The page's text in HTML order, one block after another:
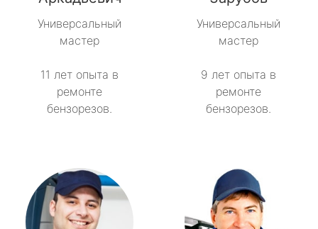
метро Сокольники
метро Профсоюзная
метро Речной вокзал
метро Семеновская
Универсальный
мастер
11 лет опыта в
ремонте
бензорезов.
Универсальный
мастер
9 лет опыта в
ремонте
бензорезов.